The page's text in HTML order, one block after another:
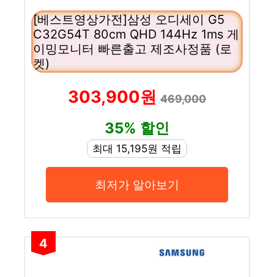
[베스트영상가전]삼성 오디세이 G5
C32G54T 80cm QHD 144Hz 1ms 게
이밍모니터 빠른출고 제조사정품 (로
켓)
303,900원 469,000
35% 할인
최대 15,195원 적립
최저가 알아보기
4